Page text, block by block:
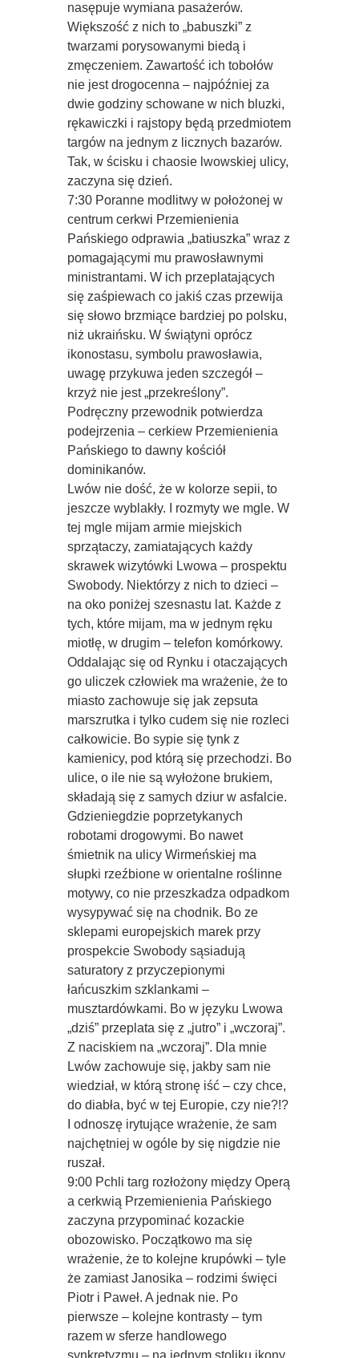
nasępuje wymiana pasażerów.
Większość z nich to „babuszki” z
twarzami porysowanymi biedą i
zmęczeniem. Zawartość ich tobołów
nie jest drogocenna – najpóźniej za
dwie godziny schowane w nich bluzki,
rękawiczki i rajstopy będą przedmiotem
targów na jednym z licznych bazarów.
Tak, w ścisku i chaosie lwowskiej ulicy,
zaczyna się dzień.
7:30 Poranne modlitwy w położonej w
centrum cerkwi Przemienienia
Pańskiego odprawia „batiuszka” wraz z
pomagającymi mu prawosławnymi
ministrantami. W ich przeplatających
się zaśpiewach co jakiś czas przewija
się słowo brzmiące bardziej po polsku,
niż ukraińsku. W świątyni oprócz
ikonostasu, symbolu prawosławia,
uwagę przykuwa jeden szczegół –
krzyż nie jest „przekreślony”.
Podręczny przewodnik potwierdza
podejrzenia – cerkiew Przemienienia
Pańskiego to dawny kościół
dominikanów.
Lwów nie dość, że w kolorze sepii, to
jeszcze wyblakły. I rozmyty we mgle. W
tej mgle mijam armie miejskich
sprzątaczy, zamiatających każdy
skrawek wizytówki Lwowa – prospektu
Swobody. Niektórzy z nich to dzieci –
na oko poniżej szesnastu lat. Każde z
tych, które mijam, ma w jednym ręku
miotłę, w drugim – telefon komórkowy.
Oddalając się od Rynku i otaczających
go uliczek człowiek ma wrażenie, że to
miasto zachowuje się jak zepsuta
marszrutka i tylko cudem się nie rozleci
całkowicie. Bo sypie się tynk z
kamienicy, pod którą się przechodzi. Bo
ulice, o ile nie są wyłożone brukiem,
składają się z samych dziur w asfalcie.
Gdzieniegdzie poprzetykanych
robotami drogowymi. Bo nawet
śmietnik na ulicy Wirmeńskiej ma
słupki rzeźbione w orientalne roślinne
motywy, co nie przeszkadza odpadkom
wysypywać się na chodnik. Bo ze
sklepami europejskich marek przy
prospekcie Swobody sąsiadują
saturatory z przyczepionymi
łańcuszkim szklankami –
musztardówkami. Bo w języku Lwowa
„dziś” przeplata się z „jutro” i „wczoraj”.
Z naciskiem na „wczoraj”. Dla mnie
Lwów zachowuje się, jakby sam nie
wiedział, w którą stronę iść – czy chce,
do diabła, być w tej Europie, czy nie?!?
I odnoszę irytujące wrażenie, że sam
najchętniej w ogóle by się nigdzie nie
ruszał.
9:00 Pchli targ rozłożony między Operą
a cerkwią Przemienienia Pańskiego
zaczyna przypominać kozackie
obozowisko. Początkowo ma się
wrażenie, że to kolejne krupówki – tyle
że zamiast Janosika – rodzimi święci
Piotr i Paweł. A jednak nie. Po
pierwsze – kolejne kontrasty – tym
razem w sferze handlowego